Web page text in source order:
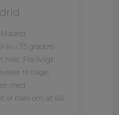
liv i 35 graders
hele. Fra livligt
til rolige,
med
er bare om at slå